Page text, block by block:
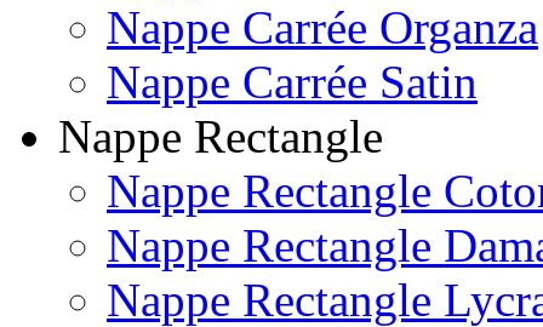
Nappe Carrée Organza
Nappe Carrée Satin
Nappe Rectangle
Nappe Rectangle
Nappe Rectangle
Nappe Rectangle